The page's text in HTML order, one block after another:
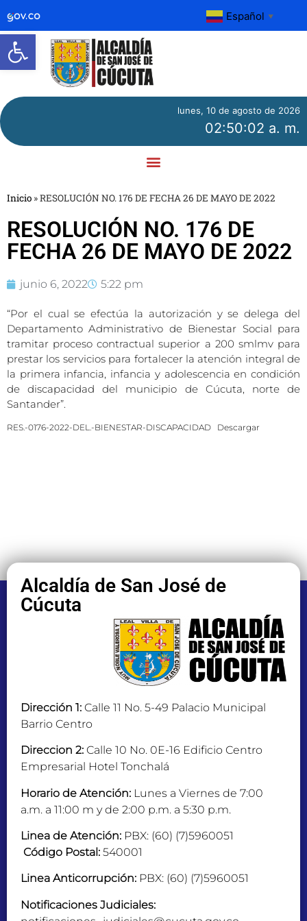
Abrir barra de herramientas
Español ▼
lunes, 10 de agosto de 2026
02:50:02 a. m.
Inicio »RESOLUCIÓN NO. 176 DE FECHA 26 DE MAYO DE 2022
RESOLUCIÓN NO. 176 DE
FECHA 26 DE MAYO DE 2022
junio 6, 2022 5:22 pm
“Por el cual se efectúa la autorización y se delega del
Departamento Administrativo de Bienestar Social para
tramitar proceso contractual superior a 200 smlmv para
prestar los servicios para fortalecer la atención integral de
la primera infancia, infancia y adolescencia en condición
de discapacidad del municipio de Cúcuta, norte de
Santander”.
RES.-0176-2022-DEL.-BIENESTAR-DISCAPACIDAD Descargar
Alcaldía de San José de
Cúcuta
Dirección 1: Calle 11 No. 5-49 Palacio Municipal
Barrio Centro
Direccion 2: Calle 10 No. 0E-16 Edificio Centro
Empresarial Hotel Tonchalá
Horario de Atención: Lunes a Viernes de 7:00
a.m. a 11:00 m y de 2:00 p.m. a 5:30 p.m.
Linea de Atención: PBX: (60) (7)5960051
Código Postal: 540001
Linea Anticorrupción: PBX: (60) (7)5960051
Notificaciones Judiciales: